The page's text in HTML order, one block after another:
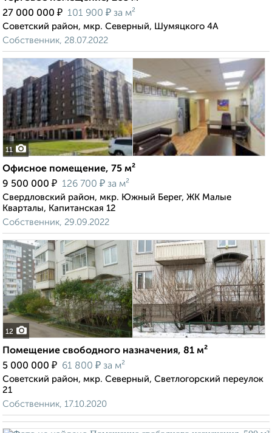
27 000 000 ₽ 101 900 ₽ за м²
Советский район, мкр. Северный, Шумяцкого 4А
Собственник, 28.07.2022
11
Офисное помещение, 75 м²
9 500 000 ₽ 126 700 ₽ за м²
Свердловский район, мкр. Южный Берег, ЖК Малые
Кварталы, Капитанская 12
Собственник, 29.09.2022
12
Помещение свободного назначения, 81 м²
5 000 000 ₽ 61 800 ₽ за м²
Советский район, мкр. Северный, Светлогорский переулок
21
Собственник, 17.10.2020